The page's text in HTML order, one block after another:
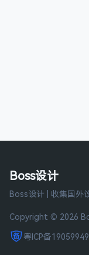
Boss设计
Boss设计 | 收集国外
Copyright © 2026
粤ICP备